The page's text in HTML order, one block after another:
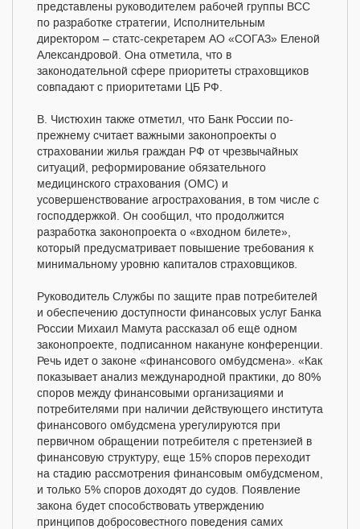
представлены руководителем рабочей группы ВСС
по разработке стратегии, Исполнительным
директором – статс-секретарем АО «СОГАЗ» Еленой
Александровой. Она отметила, что в
законодательной сфере приоритеты страховщиков
совпадают с приоритетами ЦБ РФ.
В. Чистюхин также отметил, что Банк России по-
прежнему считает важными законопроекты о
страховании жилья граждан РФ от чрезвычайных
ситуаций, реформирование обязательного
медицинского страхования (ОМС) и
усовершенствование агрострахования, в том числе с
господдержкой. Он сообщил, что продолжится
разработка законопроекта о «входном билете»,
который предусматривает повышение требования к
минимальному уровню капиталов страховщиков.
Руководитель Службы по защите прав потребителей
и обеспечению доступности финансовых услуг Банка
России Михаил Мамута рассказал об ещё одном
законопроекте, подписанном накануне конференции.
Речь идет о законе «финансового омбудсмена». «Как
показывает анализ международной практики, до 80%
споров между финансовыми организациями и
потребителями при наличии действующего института
финансового омбудсмена урегулируются при
первичном обращении потребителя с претензией в
финансовую структуру, еще 15% споров переходит
на стадию рассмотрения финансовым омбудсменом,
и только 5% споров доходят до судов. Появление
закона будет способствовать утверждению
принципов добросовестного поведения самих